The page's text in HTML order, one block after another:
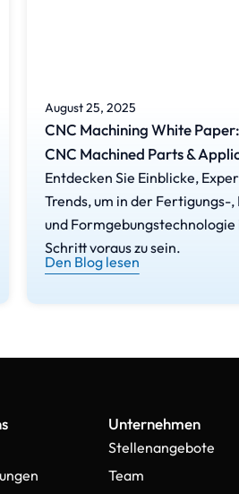
August 25, 2025
CNC Machining White
CNC Machined Parts &
Entdecken Sie Einblicke,
Trends, um in der Fertigungs-
und
Schritt voraus zu sein.
Den Blog lesen
Unternehmen
Stellenangebote
Team